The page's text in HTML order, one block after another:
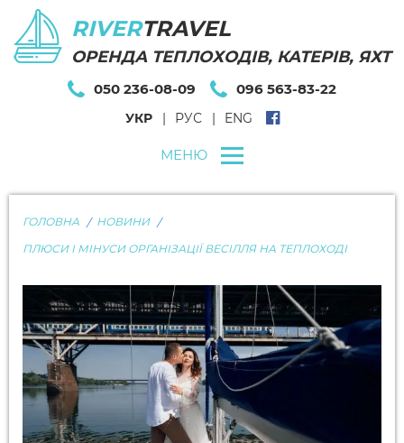
RIVERTRAVEL
ОРЕНДА ТЕПЛОХОДІВ, КАТЕРІВ, ЯХТ
050 236-08-09 096 563-83-22
УКР РУС ENG
МЕНЮ
ГОЛОВНА
НОВИНИ
ПЛЮСИ І МІНУСИ ОРГАНІЗАЦІЇ ВЕСІЛЛЯ НА ТЕПЛОХОДІ